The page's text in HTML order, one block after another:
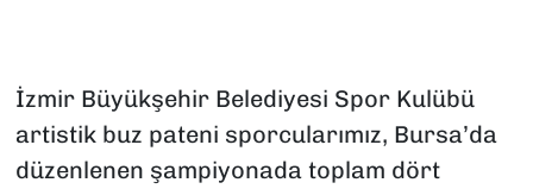
İzmir Büyükşehir Belediyesi Spor Kulübü
artistik buz pateni sporcularımız, Bursa’da
düzenlenen şampiyonada toplam dört